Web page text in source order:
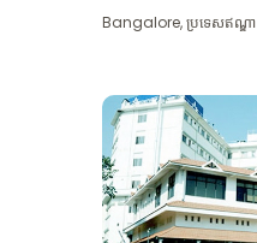
Bangalore,ប្រទេសឥណ្ឌា